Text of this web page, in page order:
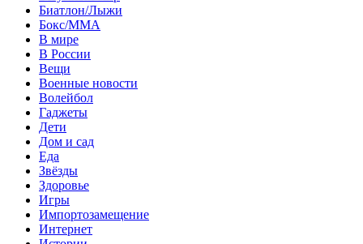
Биатлон/Лыжи
Бокс/MMA
В мире
В России
Вещи
Военные новости
Волейбол
Гаджеты
Дети
Дом и сад
Еда
Звёзды
Здоровье
Игры
Импортозамещение
Интернет